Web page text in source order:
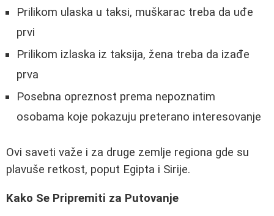
Prilikom ulaska u taksi, muškarac treba da uđe
prvi
Prilikom izlaska iz taksija, žena treba da izađe
prva
Posebna opreznost prema nepoznatim
osobama koje pokazuju preterano interesovanje
Ovi saveti važe i za druge zemlje regiona gde su
plavuše retkost, poput Egipta i Sirije.
Kako Se Pripremiti za Putovanje